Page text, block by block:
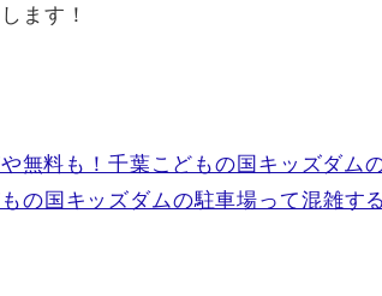
ます！
無料も！千葉こどもの国キッズダム
の国キッズダムの駐車場って混雑す